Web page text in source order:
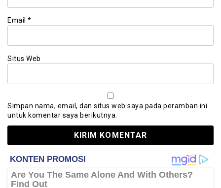
Email *
Situs Web
Simpan nama, email, dan situs web saya pada peramban ini
untuk komentar saya berikutnya.